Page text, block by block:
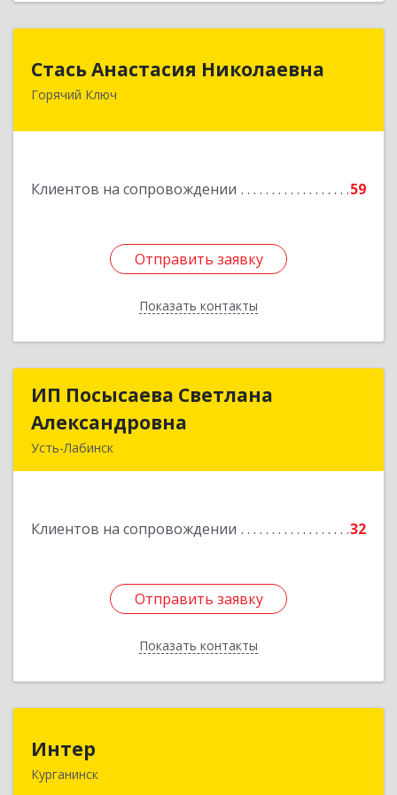
Стась Анастасия Николаевна
Горячий Ключ
Клиентов на сопровождении 59
Отправить заявку
Показать контакты
353290, г. Горячий Ключ, ул. Ленина, д. 242,
Отправить заявку
Назад
ИП Посысаева Светлана
Александровна
Усть-Лабинск
Клиентов на сопровождении 32
Отправить заявку
Показать контакты
ИП Посысаева Светлана
Подробнее
Отправить заявку
Назад
Интер
Курганинск352430, Краснодарский край, Курганинск г,